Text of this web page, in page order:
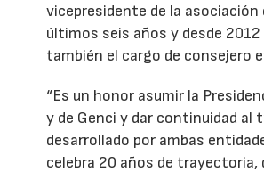
vicepresidente de la asociación
últimos seis años y desde
también el cargo de consejero
“Es un honor asumir la
y de Genci y dar continuidad al
desarrollado por ambas
celebra 20 años de trayectoria,